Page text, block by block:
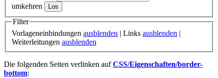
umkehren
Filter
Vorlageneinbindungen ausblenden | Links ausblenden |
Weiterleitungen ausblenden
Die folgenden Seiten verlinken aufCSS/Eigenschaften/border-
bottom: